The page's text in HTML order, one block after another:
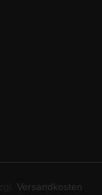
Versandkosten